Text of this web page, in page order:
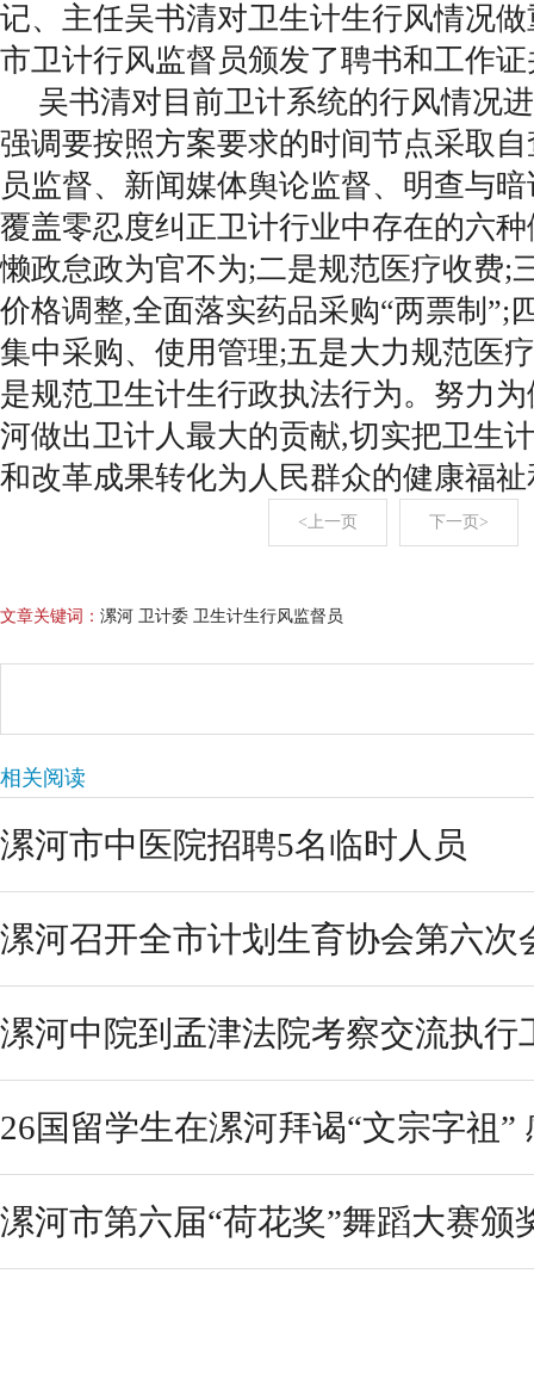
记、主任吴书清对卫生计生行风情况
市卫计行风监督员颁发了聘书和工作
吴书清对目前卫计系统的行风情况
强调要按照方案要求的时间节点采取
员监督、新闻媒体舆论监督、明查与
覆盖零忍度纠正卫计行业中存在的六
懒政怠政为官不为;二是规范医疗收费;
价格调整,全面落实药品采购“两票制”;
集中采购、使用管理;五是大力规范医
是规范卫生计生行政执法行为。努力
河做出卫计人最大的贡献,切实把卫生
和改革成果转化为人民群众的健康福
<上一页 下一页>
文章关键词： 漯河 卫计委 卫生计生行风监督员
相关阅读
漯河市中医院招聘5名临时人员
漯河召开全市计划生育协会第六次
漯河中院到孟津法院考察交流执行
26国留学生在漯河拜谒“文宗字祖”
漯河市第六届“荷花奖”舞蹈大赛颁